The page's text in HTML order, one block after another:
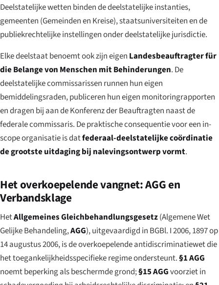
Deelstatelijke wetten binden de deelstatelijke instanties,
gemeenten (Gemeindenen Kreise), staatsuniversiteiten en de
publiekrechtelijke instellingen onder deelstatelijke jurisdictie.
Elke deelstaat benoemt ook zijn eigen Landesbeauftragter für
die Belange von Menschen mit Behinderungen. De
deelstatelijke commissarissen runnen hun eigen
bemiddelingsraden, publiceren hun eigen monitoringrapporten
en dragen bij aan de Konferenz der Beauftragten naast de
federale commissaris. De praktische consequentie voor een in-
scope organisatie is datfederaal-deelstatelijke coördinatie
de grootste uitdaging bij nalevingsontwerp vormt.
Het overkoepelende vangnet: AGG en
Verbandsklage
HetAllgemeines Gleichbehandlungsgesetz(Algemene Wet
Gelijke Behandeling,AGG), uitgevaardigd in BGBl. I 2006, 1897 op
14 augustus 2006, is de overkoepelende antidiscriminatiewet die
het toegankelijkheidsspecifieke regime ondersteunt.§1 AGG
noemt beperking als beschermde grond;§15 AGGvoorziet in